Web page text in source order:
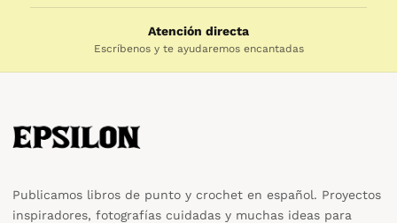
Atención directa
Escríbenos y te ayudaremos encantadas
Publicamos libros de punto y crochet en español. Proyectos
inspiradores, fotografías cuidadas y muchas ideas para